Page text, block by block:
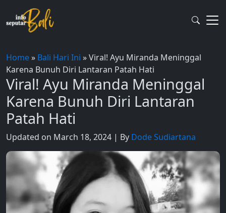
content
Home» Bali Hari Ini »Viral! Ayu Miranda Meninggal
Karena Bunuh Diri Lantaran Patah Hati
Viral! Ayu Miranda Meninggal
Karena Bunuh Diri Lantaran
Patah Hati
Updated on March 18, 2024 | By Dode Sudiartana